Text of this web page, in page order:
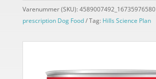
Varenummer (SKU): 4589007492_16735976580
prescription Dog Food
Tag: Hills Science Plan